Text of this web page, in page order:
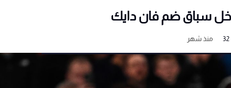
سباق ضم فان دايك
32 منذ شهر